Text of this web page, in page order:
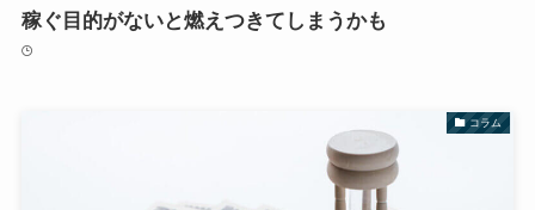
稼ぐ目的がないと燃えつきてしまうかも
コラム